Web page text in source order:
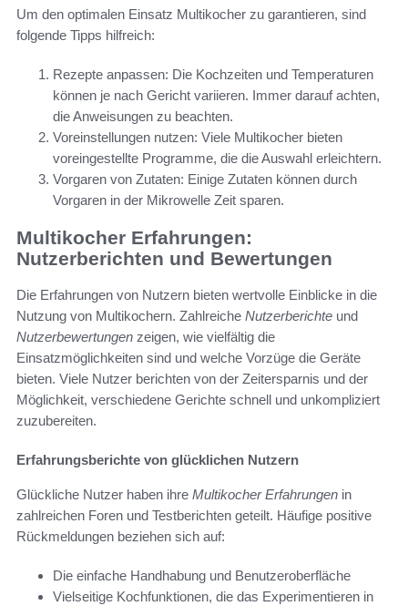
Um den optimalen Einsatz Multikocher zu garantieren, sind
folgende Tipps hilfreich:
Rezepte anpassen: Die Kochzeiten und Temperaturen
können je nach Gericht variieren. Immer darauf achten,
die Anweisungen zu beachten.
Voreinstellungen nutzen: Viele Multikocher bieten
voreingestellte Programme, die die Auswahl erleichtern.
Vorgaren von Zutaten: Einige Zutaten können durch
Vorgaren in der Mikrowelle Zeit sparen.
Multikocher Erfahrungen:
Nutzerberichten und Bewertungen
Die Erfahrungen von Nutzern bieten wertvolle Einblicke in die
Nutzung von Multikochern. Zahlreiche Nutzerberichte und
Nutzerbewertungen zeigen, wie vielfältig die
Einsatzmöglichkeiten sind und welche Vorzüge die Geräte
bieten. Viele Nutzer berichten von der Zeitersparnis und der
Möglichkeit, verschiedene Gerichte schnell und unkompliziert
zuzubereiten.
Erfahrungsberichte von glücklichen Nutzern
Glückliche Nutzer haben ihre Multikocher Erfahrungen in
zahlreichen Foren und Testberichten geteilt. Häufige positive
Rückmeldungen beziehen sich auf:
Die einfache Handhabung und Benutzeroberfläche
Vielseitige Kochfunktionen, die das Experimentieren in